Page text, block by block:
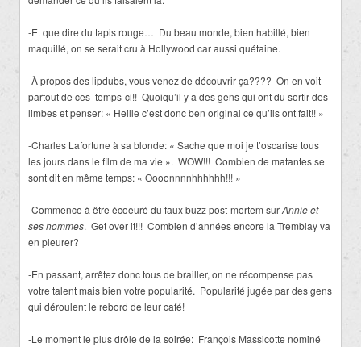
-Et que dire du tapis rouge… Du beau monde, bien habillé, bien
maquillé, on se serait cru à Hollywood car aussi quétaine.
-À propos des lipdubs, vous venez de découvrir ça???? On en voit
partout de ces temps-ci!! Quoiqu’il y a des gens qui ont dû sortir des
limbes et penser: « Heille c’est donc ben original ce qu’ils ont fait!! »
-Charles Lafortune à sa blonde: « Sache que moi je t’oscarise tous
les jours dans le film de ma vie ». WOW!!! Combien de matantes se
sont dit en même temps: « Oooonnnnhhhhhh!!! »
-Commence à être écoeuré du faux buzz post-mortem surAnnie et
ses hommes. Get over it!!! Combien d’années encore la Tremblay va
en pleurer?
-En passant, arrêtez donc tous de brailler, on ne récompense pas
votre talent mais bien votre popularité. Popularité jugée par des gens
qui déroulent le rebord de leur café!
-Le moment le plus drôle de la soirée: François Massicotte nominé